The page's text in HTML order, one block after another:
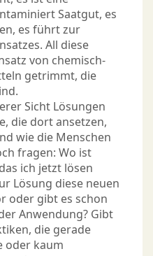
Saatgut, es
es führt zur
All diese
von chemisch-
getrimmt, die
Sicht Lösungen
die dort ansetzen,
wie die Menschen
fragen: Wo ist
ich jetzt lösen
Lösung diese neuen
oder gibt es schon
Anwendung? Gibt
die gerade
oder kaum